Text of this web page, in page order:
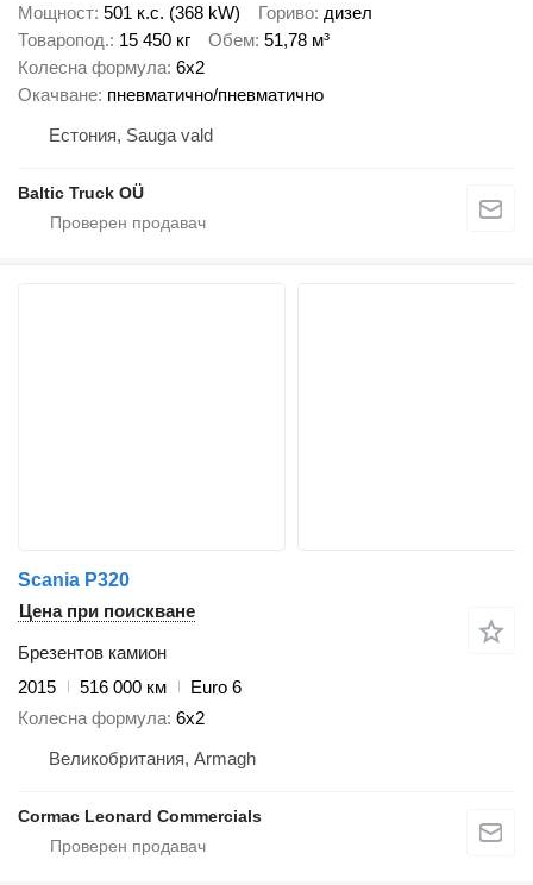
Мощност 501 к.с. (368 kW) Гориво дизел
Товаропод. 15 450 кг Обем 51,78 м³
Колесна формула 6x2
Окачване пневматично/пневматично
Естония, Sauga vald
Baltic Truck OÜ
Scania P320
Цена при поискване
Брезентов камион
2015
516 000 км
Euro 6
Колесна формула 6x2
Великобритания, Armagh
Cormac Leonard Commercials